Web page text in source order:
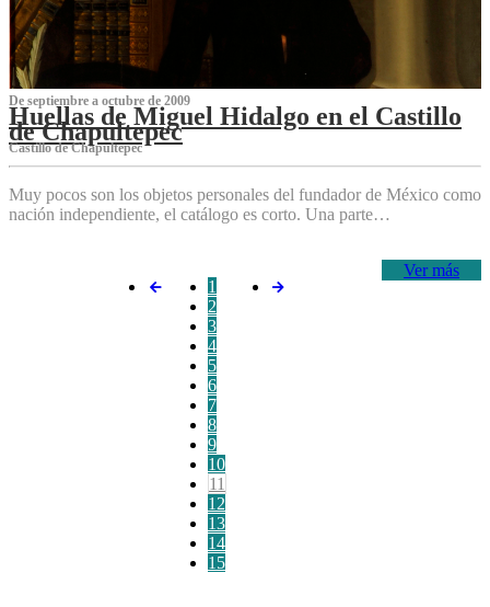
De septiembre a octubre de 2009
Huellas de Miguel Hidalgo en el Castillo
de Chapultepec
Castillo de Chapultepec
Muy pocos son los objetos personales del fundador de México como
nación independiente, el catálogo es corto. Una parte…
Ver más
1
2
3
4
5
6
7
8
9
10
11
12
13
14
15